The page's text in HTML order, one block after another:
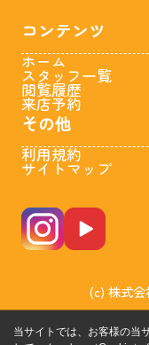
コンテンツ
ホーム
スタッフ一覧
閲覧履歴
来店予約
その他
利用規約
サイトマップ
(c) 株式会
当サイトでは、お客様の当